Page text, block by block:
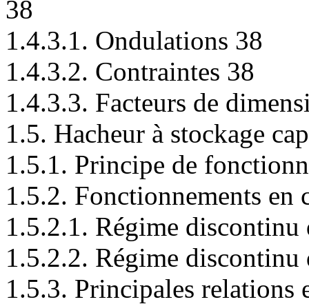
38
1.4.3.1. Ondulations 38
1.4.3.2. Contraintes 38
1.4.3.3. Facteurs de
1.5. Hacheur à stockage
1.5.1. Principe de
1.5.2. Fonctionnements
1.5.2.1. Régime discontinu
1.5.2.2. Régime discontinu
1.5.3. Principales relations